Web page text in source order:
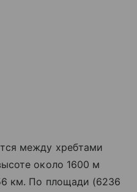
между хребтами
около 1600 м
км. По площади (6236